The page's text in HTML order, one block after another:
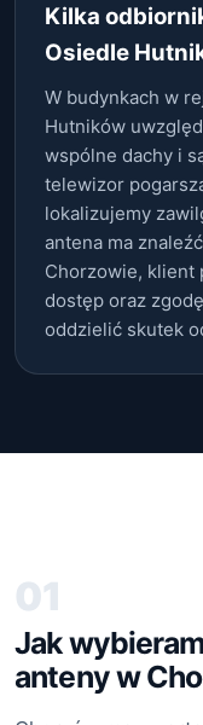
Kilka
Osiedle
W budynkach w
Hutników
wspólne dachy i
telewizor
lokalizujemy
antena ma
Chorzowie, klient
dostęp oraz
oddzielić skutek
01
Jak
anteny w